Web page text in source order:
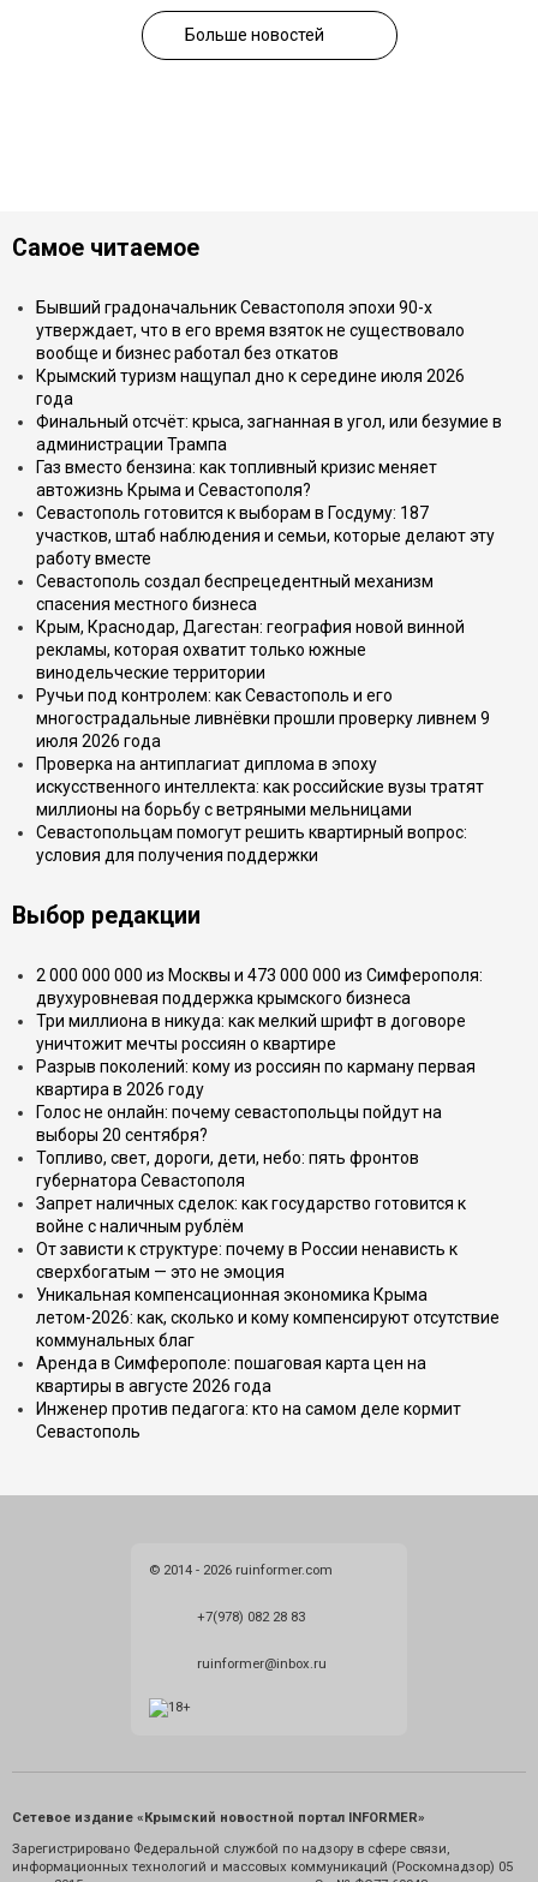
Больше новостей
Самое читаемое
Бывший градоначальник Севастополя эпохи 90-х
утверждает, что в его время взяток не существовало
вообще и бизнес работал без откатов
Крымский туризм нащупал дно к середине июля 2026
года
Финальный отсчёт: крыса, загнанная в угол, или безумие в
администрации Трампа
Газ вместо бензина: как топливный кризис меняет
автожизнь Крыма и Севастополя?
Севастополь готовится к выборам в Госдуму: 187
участков, штаб наблюдения и семьи, которые делают эту
работу вместе
Севастополь создал беспрецедентный механизм
спасения местного бизнеса
Крым, Краснодар, Дагестан: география новой винной
рекламы, которая охватит только южные
винодельческие территории
Ручьи под контролем: как Севастополь и его
многострадальные ливнёвки прошли проверку ливнем 9
июля 2026 года
Проверка на антиплагиат диплома в эпоху
искусственного интеллекта: как российские вузы тратят
миллионы на борьбу с ветряными мельницами
Севастопольцам помогут решить квартирный вопрос:
условия для получения поддержки
Выбор редакции
2 000 000 000 из Москвы и 473 000 000 из Симферополя:
двухуровневая поддержка крымского бизнеса
Три миллиона в никуда: как мелкий шрифт в договоре
уничтожит мечты россиян о квартире
Разрыв поколений: кому из россиян по карману первая
квартира в 2026 году
Голос не онлайн: почему севастопольцы пойдут на
выборы 20 сентября?
Топливо, свет, дороги, дети, небо: пять фронтов
губернатора Севастополя
Запрет наличных сделок: как государство готовится к
войне с наличным рублём
От зависти к структуре: почему в России ненависть к
сверхбогатым — это не эмоция
Уникальная компенсационная экономика Крыма
летом-2026: как, сколько и кому компенсируют отсутствие
коммунальных благ
Аренда в Симферополе: пошаговая карта цен на
квартиры в августе 2026 года
Инженер против педагога: кто на самом деле кормит
Севастополь
© 2014 - 2026 ruinformer.com
+7(978) 082 28 83
ruinformer@inbox.ru
Сетевое издание «Крымский новостной портал INFORMER»
Зарегистрировано Федеральной службой по надзору в сфере связи,
информационных технологий и массовых коммуникаций (Роскомнадзор) 05